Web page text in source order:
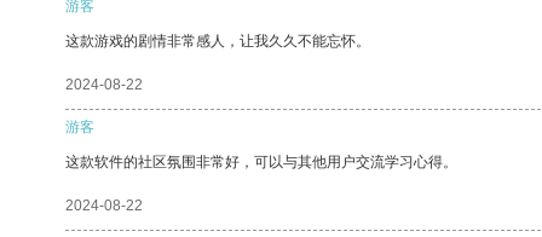
游客
这款游戏的剧情非常感人，让我久久不能忘怀。
2024-08-22
游客
这款软件的社区氛围非常好，可以与其他用户交流学习心得。
2024-08-22